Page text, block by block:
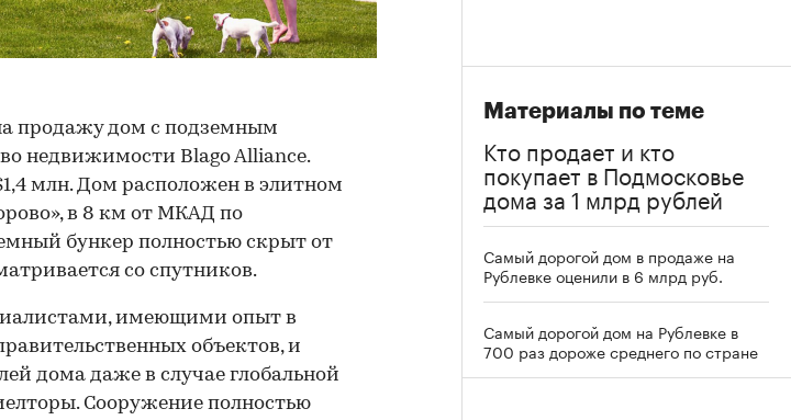
продажу дом с подземным
недвижимости Blago Alliance.
млн. Дом расположен в элитном
в 8 км от МКАД по
бункер полностью скрыт от
со спутников.
имеющими опыт в
объектов, и
дома даже в случае глобальной
Сооружение полностью
Материалы по теме
Кто продает и кто
покупает в Подмосковье
дома за 1 млрд рублей
Самый дорогой дом в продаже на
Рублевке оценили в 6 млрд руб.
Самый дорогой дом на Рублевке в
700 раз дороже среднего по стране